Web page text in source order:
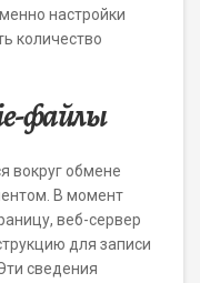
настройки
количество
файлы
вокруг обмене
В момент
веб-сервер
для записи
сведения